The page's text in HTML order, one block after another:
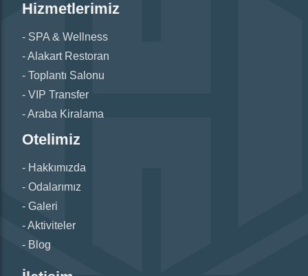
Hizmetlerimiz
SPA & Wellness
Alakart Restoran
Toplantı Salonu
VIP Transfer
Araba Kiralama
Otelimiz
Hakkımızda
Odalarımız
Galeri
Aktiviteler
Blog